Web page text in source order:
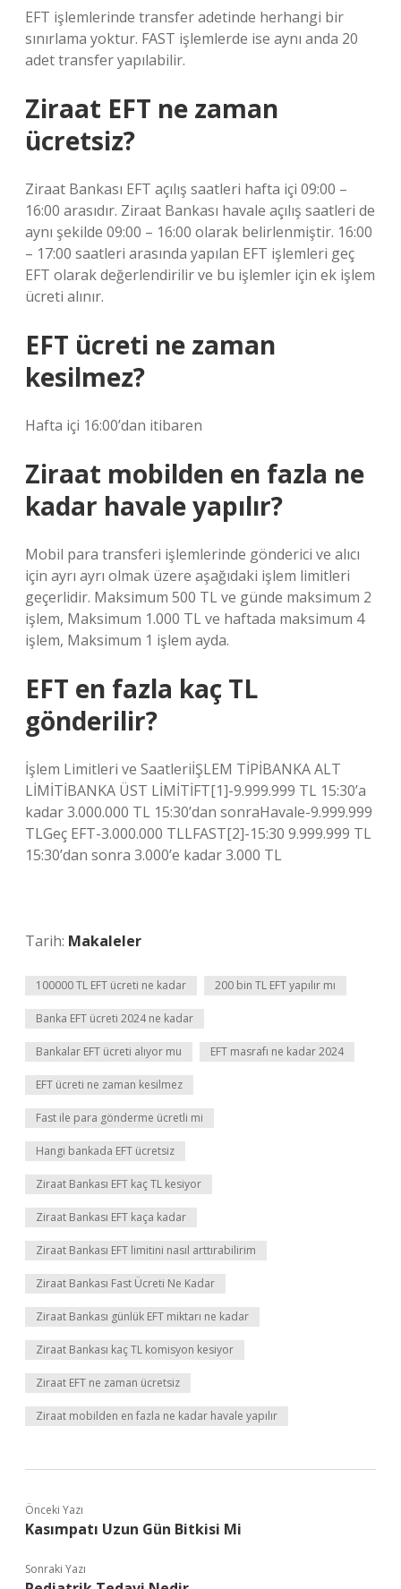
EFT işlemlerinde transfer adetinde herhangi bir
sınırlama yoktur. FAST işlemlerde ise aynı anda 20
adet transfer yapılabilir.
Ziraat EFT ne zaman
ücretsiz?
Ziraat Bankası EFT açılış saatleri hafta içi 09:00 –
16:00 arasıdır. Ziraat Bankası havale açılış saatleri de
aynı şekilde 09:00 – 16:00 olarak belirlenmiştir. 16:00
– 17:00 saatleri arasında yapılan EFT işlemleri geç
EFT olarak değerlendirilir ve bu işlemler için ek işlem
ücreti alınır.
EFT ücreti ne zaman
kesilmez?
Hafta içi 16:00’dan itibaren
Ziraat mobilden en fazla ne
kadar havale yapılır?
Mobil para transferi işlemlerinde gönderici ve alıcı
için ayrı ayrı olmak üzere aşağıdaki işlem limitleri
geçerlidir. Maksimum 500 TL ve günde maksimum 2
işlem, Maksimum 1.000 TL ve haftada maksimum 4
işlem, Maksimum 1 işlem ayda.
EFT en fazla kaç TL
gönderilir?
İşlem Limitleri ve SaatleriİŞLEM TİPİBANKA ALT
LİMİTİBANKA ÜST LİMİTİFT[1]-9.999.999 TL 15:30’a
kadar 3.000.000 TL 15:30’dan sonraHavale-9.999.999
TLGeç EFT-3.000.000 TLLFAST[2]-15:30 9.999.999 TL
15:30’dan sonra 3.000’e kadar 3.000 TL
Tarih: Makaleler
100000 TL EFT ücreti ne kadar 200 bin TL EFT yapılır mı
Banka EFT ücreti 2024 ne kadar
Bankalar EFT ücreti alıyor mu EFT masrafı ne kadar 2024
EFT ücreti ne zaman kesilmez
Fast ile para gönderme ücretli mi
Hangi bankada EFT ücretsiz
Ziraat Bankası EFT kaç TL kesiyor
Ziraat Bankası EFT kaça kadar
Ziraat Bankası EFT limitini nasıl arttırabilirim
Ziraat Bankası Fast Ücreti Ne Kadar
Ziraat Bankası günlük EFT miktarı ne kadar
Ziraat Bankası kaç TL komisyon kesiyor
Ziraat EFT ne zaman ücretsiz
Ziraat mobilden en fazla ne kadar havale yapılır
Önceki Yazı
Kasımpatı Uzun Gün Bitkisi Mi
Sonraki Yazı